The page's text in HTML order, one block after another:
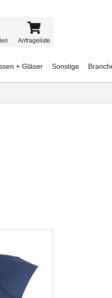
+ Gläser Sonstige
Anfrageliste